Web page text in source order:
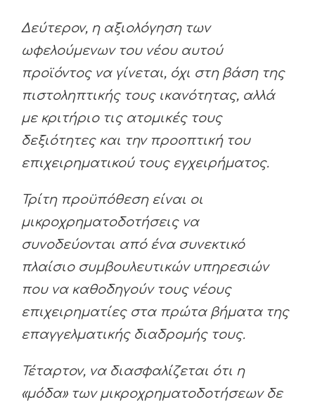
Δεύτερον, η αξιολόγηση των
ωφελούμενων του νέου αυτού
προϊόντος να γίνεται, όχι στη βάση της
πιστοληπτικής τους ικανότητας, αλλά
με κριτήριο τις ατομικές τους
δεξιότητες και την προοπτική του
επιχειρηματικού τους εγχειρήματος.
Τρίτη προϋπόθεση είναι οι
μικροχρηματοδοτήσεις να
συνοδεύονται από ένα συνεκτικό
πλαίσιο συμβουλευτικών υπηρεσιών
που να καθοδηγούν τους νέους
επιχειρηματίες στα πρώτα βήματα της
επαγγελματικής διαδρομής τους.
Τέταρτον, να διασφαλίζεται ότι η
«μόδα» των μικροχρηματοδοτήσεων δε